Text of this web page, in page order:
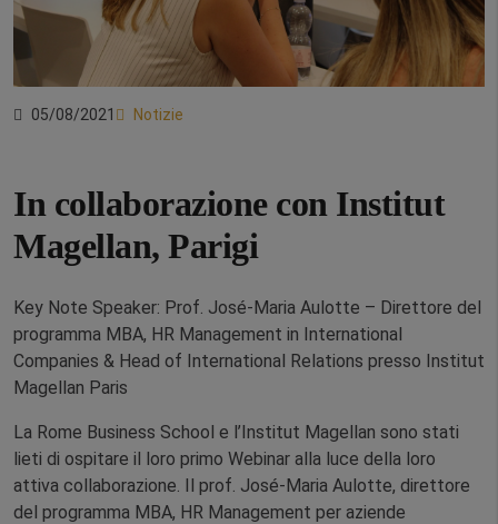
05/08/2021 Notizie
In collaborazione con Institut
Magellan, Parigi
Key Note Speaker: Prof. José-Maria Aulotte – Direttore del
programma MBA, HR Management in International
Companies & Head of International Relations presso Institut
Magellan Paris
La Rome Business School e l’Institut Magellan sono stati
lieti di ospitare il loro primo Webinar alla luce della loro
attiva collaborazione. Il prof. José-Maria Aulotte, direttore
del programma MBA, HR Management per aziende